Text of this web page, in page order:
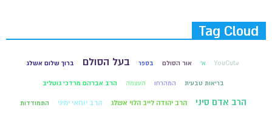
Tag Cloud
#YouCut א' אור הסולם בספר בעל הסולם ברוך שלום אשלג
בריאות טבעית המהרחו העצמה הרב אברהם מרדכי גוטליב
הרב אדם סיני הרב יהודה לייב הלוי אשלג הרב יוחאי ימיני התמודדות